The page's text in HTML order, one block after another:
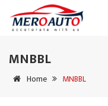
MNBBL
Home MNBBL